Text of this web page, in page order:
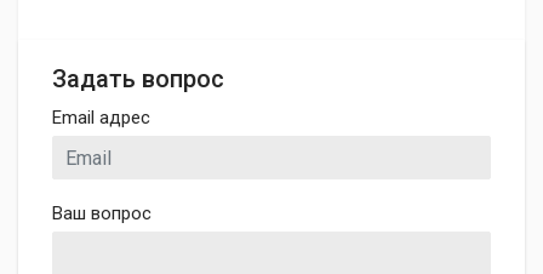
Задать вопрос
Email адрес
Ваш вопрос